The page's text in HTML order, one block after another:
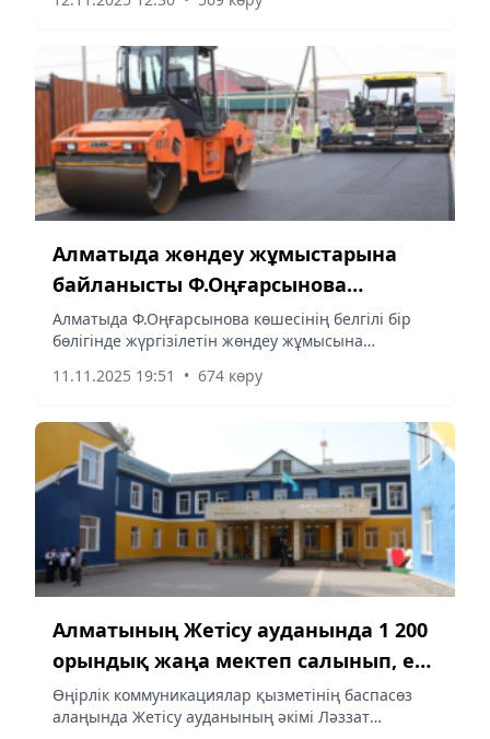
құрылыс барысын тексерді. Аудан тұрғындары
Алматыда жөндеу жұмыстарына
байланысты Ф.Оңғарсынова
көшесінің бір бөлігі уақытша
жабылады
Алматыда Ф.Оңғарсынова көшесінің белгілі бір
бөлігінде жүргізілетін жөндеу жұмысына
енгізіледі.
11.11.2025 19:51 • 674 көру
Алматының Жетісу ауданында 1 200
орындық жаңа мектеп салынып, екі
емхана ашылады
Өңірлік коммуникациялар қызметінің баспасөз
алаңында Жетісу ауданының әкімі Ләззат